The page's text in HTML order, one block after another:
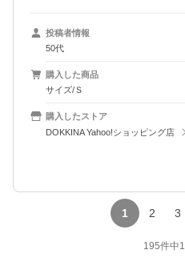
投稿者情報
50代
購入した商品
サイズ/Ｓ
購入したストア
DOKKINA Yahoo!ショッピング店
1 2 3
195件中1